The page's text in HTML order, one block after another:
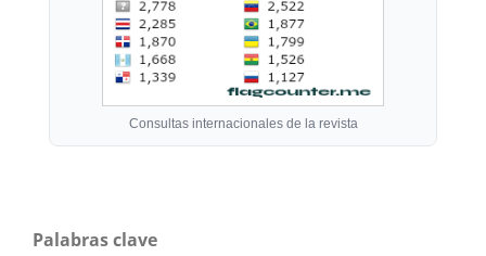
Consultas internacionales de la revista
Palabras clave